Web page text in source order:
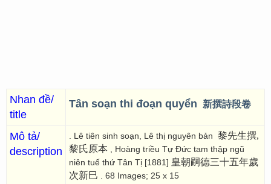
Nhan đề/
title
Tân soạn thi đoạn quyển 新撰詩段卷
Mô tả/
description
. Lê tiên sinh soạn, Lê thị nguyên bản 黎先生撰,
黎氏原本 , Hoàng triều Tự Đức tam thập ngũ
niên tuế thứ Tân Tị [1881] 皇朝嗣德三十五年歲
次新巳 . 68 Images; 25 x 15